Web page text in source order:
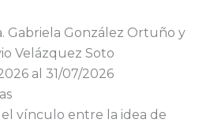
Gabriela González Ortuño y
Velázquez Soto
al 31/07/2026
vínculo entre la idea de